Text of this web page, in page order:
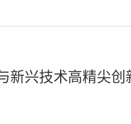
新兴技术高精尖